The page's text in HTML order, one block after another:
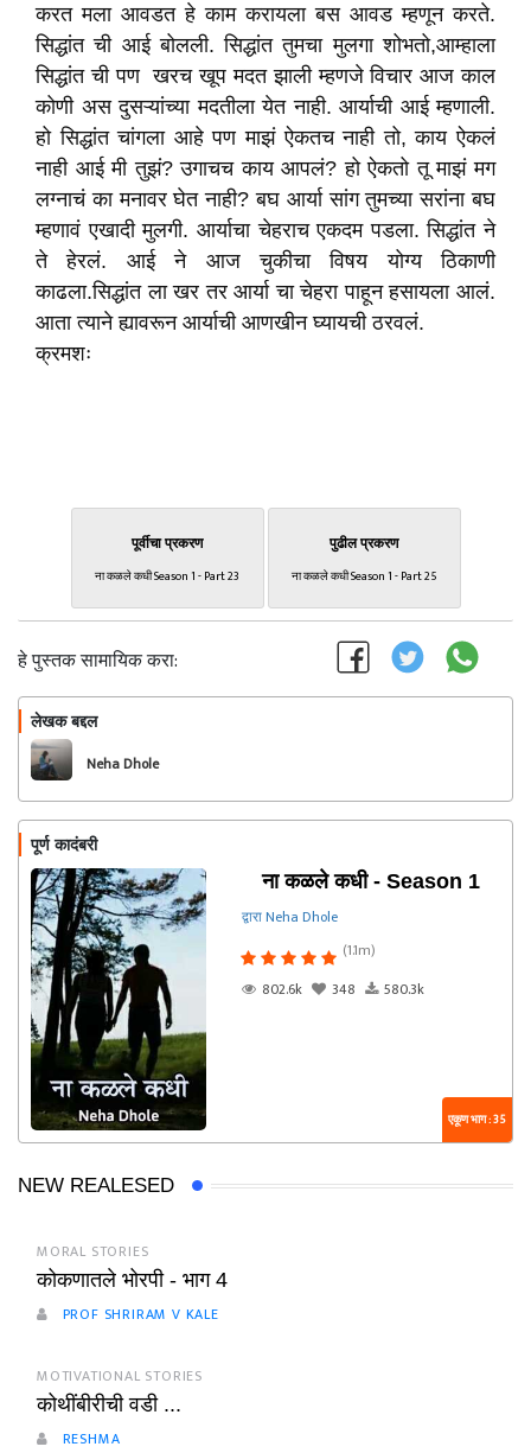
करत मला आवडत हे काम करायला बस आवड म्हणून करते.
सिद्धांत ची आई बोलली. सिद्धांत तुमचा मुलगा शोभतो,आम्हाला
सिद्धांत ची पण खरच खूप मदत झाली म्हणजे विचार आज काल
कोणी अस दुसऱ्यांच्या मदतीला येत नाही. आर्याची आई म्हणाली.
हो सिद्धांत चांगला आहे पण माझं ऐकतच नाही तो, काय ऐकलं
नाही आई मी तुझं? उगाचच काय आपलं? हो ऐकतो तू माझं मग
लग्नाचं का मनावर घेत नाही? बघ आर्या सांग तुमच्या सरांना बघ
म्हणावं एखादी मुलगी. आर्याचा चेहराच एकदम पडला. सिद्धांत ने
ते हेरलं. आई ने आज चुकीचा विषय योग्य ठिकाणी
काढला.सिद्धांत ला खर तर आर्या चा चेहरा पाहून हसायला आलं.
आता त्याने ह्यावरून आर्याची आणखीन घ्यायची ठरवलं.
क्रमशः
पूर्वीचा प्रकरण
ना कळले कधी Season 1 - Part 23
पुढील प्रकरण
ना कळले कधी Season 1 - Part 25
हे पुस्तक सामायिक करा:
लेखक बद्दल
Neha Dhole
पूर्ण कादंबरी
ना कळले कधी - Season 1
द्वारा Neha Dhole
(1.1m)
802.6k
348 580.3k
एकूण भाग : 35
NEW REALESED
MORAL STORIES
कोकणातले भोरपी - भाग 4
PROF SHRIRAM V KALE
MOTIVATIONAL STORIES
कोथींबीरीची वडी ...
RESHMA